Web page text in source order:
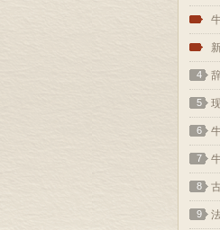
2
3
4
5
6
7
8
9